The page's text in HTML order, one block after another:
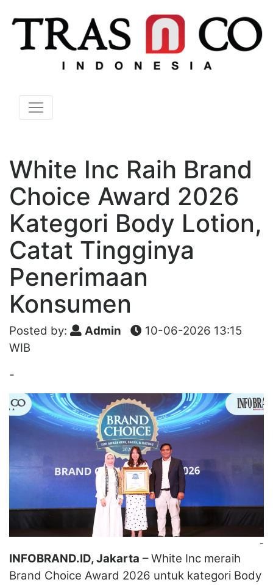
White Inc Raih Brand
Choice Award 2026
Kategori Body Lotion,
Catat Tingginya
Penerimaan
Konsumen
Posted by: Admin
10-06-2026 13:15
WIB
-
-
INFOBRAND.ID, Jakarta – White Inc meraih
Brand Choice Award 2026 untuk kategori Body